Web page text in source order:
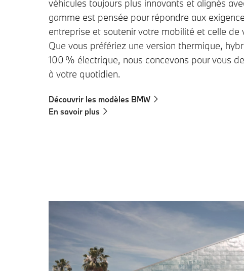
véhicules toujours plus innovants et alignés
gamme est pensée pour répondre aux
entreprise et soutenir votre mobilité et celle de
Que vous préfériez une version thermique,
100 % électrique, nous concevons pour vous
à votre quotidien.
Découvrir les modèles BMW
En savoir plus